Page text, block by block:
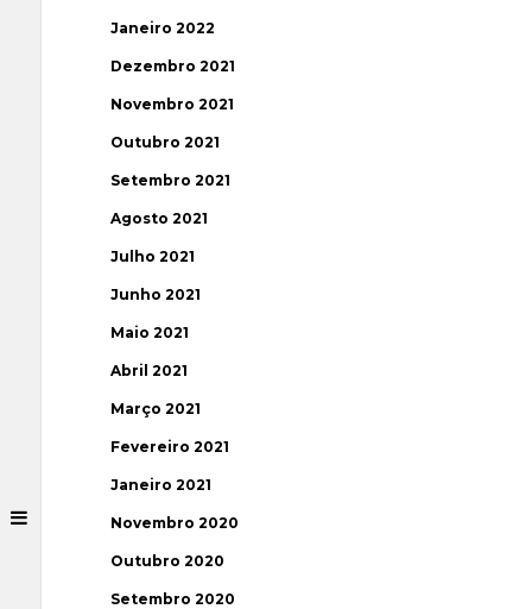
Janeiro 2022
Dezembro 2021
Novembro 2021
Outubro 2021
Setembro 2021
Agosto 2021
Julho 2021
Junho 2021
Maio 2021
Abril 2021
Março 2021
Fevereiro 2021
Janeiro 2021
Novembro 2020
Outubro 2020
Setembro 2020